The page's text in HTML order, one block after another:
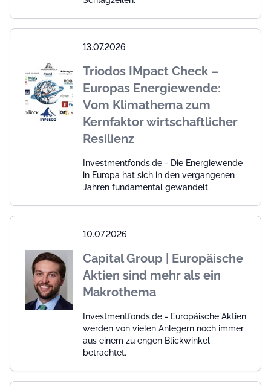
13.07.2026
Triodos IMpact Check –
Europas Energiewende:
Vom Klimathema zum
Kernfaktor wirtschaftlicher
Resilienz
Investmentfonds.de - Die Energiewende
in Europa hat sich in den vergangenen
Jahren fundamental gewandelt.
10.07.2026
Capital Group | Europäische
Aktien sind mehr als ein
Makrothema
Investmentfonds.de - Europäische Aktien
werden von vielen Anlegern noch immer
aus einem zu engen Blickwinkel
betrachtet.